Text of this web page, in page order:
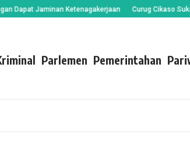
Jaminan Ketenagakerjaan Curug Cikaso
Parlemen Pemerintahan